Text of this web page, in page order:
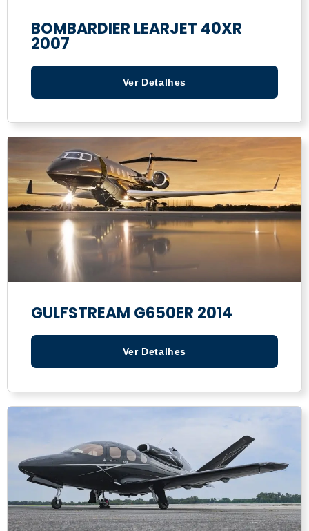
BOMBARDIER LEARJET 40XR
2007
Ver Detalhes
GULFSTREAM G650ER 2014
Ver Detalhes